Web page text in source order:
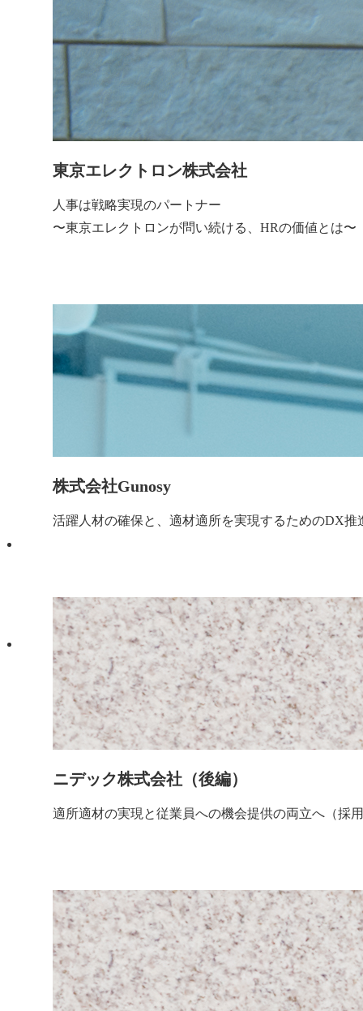
東京エレクトロン株式会社
人事は戦略実現のパートナー
〜東京エレクトロンが問い続ける、HRの価値とは〜
株式会社Gunosy
活躍人材の確保と、適材適所を実現するためのDX推
ニデック株式会社（後編）
適所適材の実現と従業員への機会提供の両立へ（採